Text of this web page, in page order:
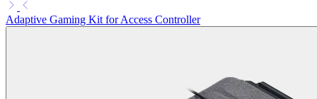
Adaptive Gaming Kit for Access Controller